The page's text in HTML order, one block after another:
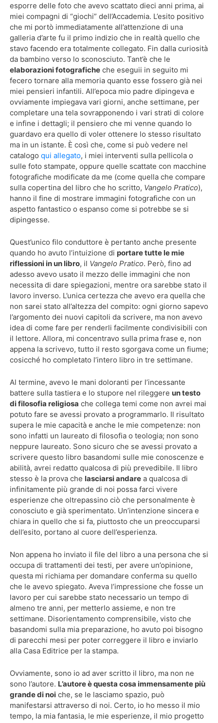
esporre delle foto che avevo scattato dieci anni prima, ai
miei compagni di “giochi” dell’Accademia. L’esito positivo
che mi portò immediatamente all’attenzione di una
galleria d’arte fu il primo indizio che in realtà quello che
stavo facendo era totalmente collegato. Fin dalla curiosità
da bambino verso lo sconosciuto. Tant’è che le
elaborazioni fotografiche che eseguii in seguito mi
fecero tornare alla memoria quanto esse fossero già nei
miei pensieri infantili. All’epoca mio padre dipingeva e
ovviamente impiegava vari giorni, anche settimane, per
completare una tela sovrapponendo i vari strati di colore
e infine i dettagli; il pensiero che mi venne quando lo
guardavo era quello di voler ottenere lo stesso risultato
ma in un istante. È così che, come si può vedere nel
catalogo qui allegato, i miei interventi sulla pellicola o
sulle foto stampate, oppure quelle scattate con macchine
fotografiche modificate da me (come quella che compare
sulla copertina del libro che ho scritto, Vangelo Pratico),
hanno il fine di mostrare immagini fotografiche con un
aspetto fantastico o espanso come si potrebbe se si
dipingesse.
Quest’unico filo conduttore è pertanto anche presente
quando ho avuto l’intuizione di portare tutte le mie
riflessioni in un libro, il Vangelo Pratico. Però, fino ad
adesso avevo usato il mezzo delle immagini che non
necessita di dare spiegazioni, mentre ora sarebbe stato il
lavoro inverso. L’unica certezza che avevo era quella che
non sarei stato all’altezza del compito: ogni giorno sapevo
l’argomento dei nuovi capitoli da scrivere, ma non avevo
idea di come fare per renderli facilmente condivisibili con
il lettore. Allora, mi concentravo sulla prima frase e, non
appena la scrivevo, tutto il resto sgorgava come un fiume;
cosicché ho completato l’intero libro in tre settimane.
Al termine, avevo le mani doloranti per l’incessante
battere sulla tastiera e lo stupore nel rileggere un testo
di filosofia religiosa che collega temi come non avrei mai
potuto fare se avessi provato a programmarlo. Il risultato
supera le mie capacità e anche le mie competenze: non
sono infatti un laureato di filosofia o teologia; non sono
neppure laureato. Sono sicuro che se avessi provato a
scrivere questo libro basandomi sulle mie conoscenze e
abilità, avrei redatto qualcosa di più prevedibile. Il libro
stesso è la prova che lasciarsi andare a qualcosa di
infinitamente più grande di noi possa farci vivere
esperienze che oltrepassino ciò che personalmente è
conosciuto e già sperimentato. Un’intenzione sincera e
chiara in quello che si fa, piuttosto che un preoccuparsi
dell’esito, portano al cuore dell’esperienza.
Non appena ho inviato il file del libro a una persona che si
occupa di trattamenti dei testi, per avere un’opinione,
questa mi richiama per domandare conferma su quello
che le avevo spiegato. Aveva l’impressione che fosse un
lavoro per cui sarebbe stato necessario un tempo di
almeno tre anni, per metterlo assieme, e non tre
settimane. Disorientamento comprensibile, visto che
basandomi sulla mia preparazione, ho avuto poi bisogno
di parecchi mesi per poter correggere il libro e inviarlo
alla Casa Editrice per la stampa.
Ovviamente, sono io ad aver scritto il libro, ma non ne
sono l’autore. L’autore è questa cosa immensamente più
grande di noi che, se le lasciamo spazio, può
manifestarsi attraverso di noi. Certo, io ho messo il mio
tempo, la mia fantasia, le mie esperienze, il mio progetto